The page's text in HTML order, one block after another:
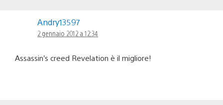
Andry13597
2 gennaio 2012 a 12:34
Assassin’s creed Revelation è il migliore!